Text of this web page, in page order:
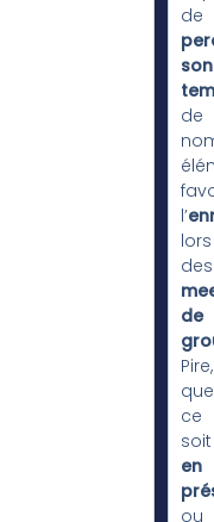
de
son
de
l’
lors
des
de
Pire,
que
ce
soit
en
ou